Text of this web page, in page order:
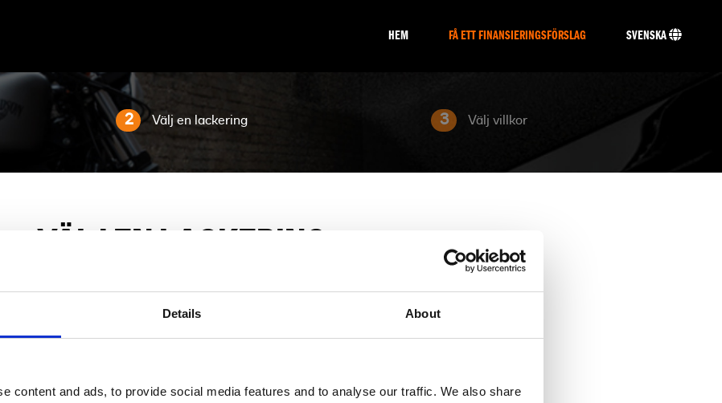
Details About
content and ads, to provide social media features and to analyse our traffic. We also share
HEM FÅ ETT FINANSIERINGSFÖRSLAG SVENSKA
2 Välj en lackering 3 Välj villkor